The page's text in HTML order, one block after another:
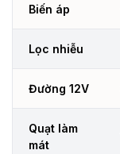
Biến áp
Lọc nhiễu
Đường 12V
Quạt làm
mát